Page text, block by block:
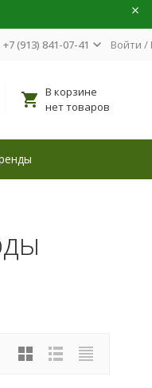
+7 (913) 841-07-41 Войти /
В корзине
нет товаров